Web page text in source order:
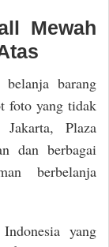
Mewah
barang
foto yang tidak
Plaza
dan berbagai
berbelanja
yang